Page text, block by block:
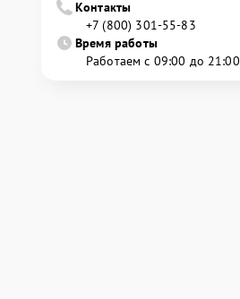
Контакты
+7 (800) 301-55-83
Время работы
Работаем с 09:00 до 21:00